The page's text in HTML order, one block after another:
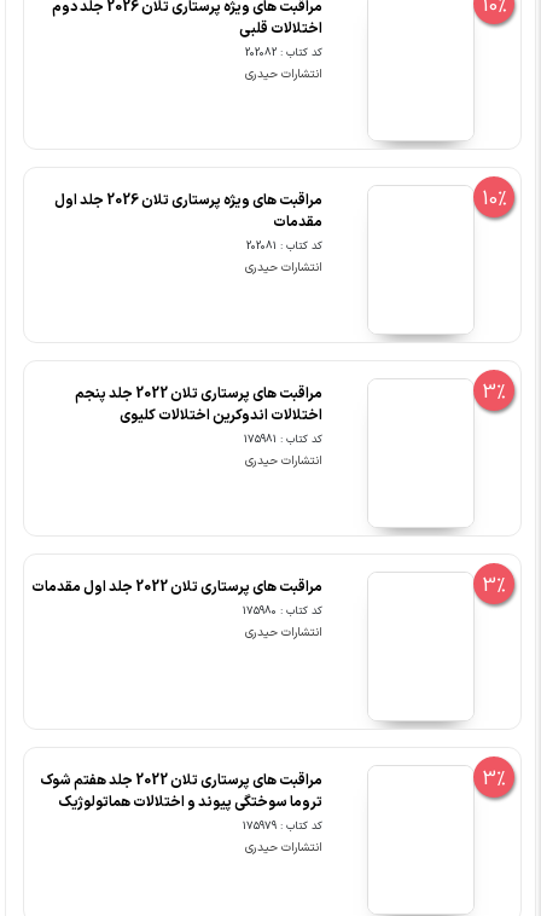
مراقبت های ویژه پرستاری تلان 2026 جلد دوم
اختلالات قلبی
کد کتاب : 202082
انتشارات حیدری
10%
مراقبت های ویژه پرستاری تلان 2026 جلد اول
مقدمات
کد کتاب : 202081
انتشارات حیدری
3%
مراقبت های پرستاری تلان 2022 جلد پنجم
اختلالات اندوکرین اختلالات کلیوی
کد کتاب : 175981
انتشارات حیدری
3% مراقبت های پرستاری تلان 2022 جلد اول مقدمات
کد کتاب : 175980
انتشارات حیدری
3%
مراقبت های پرستاری تلان 2022 جلد هفتم شوک
تروما سوختگی پیوند و اختلالات هماتولوژیک
کد کتاب : 175979
انتشارات حیدری